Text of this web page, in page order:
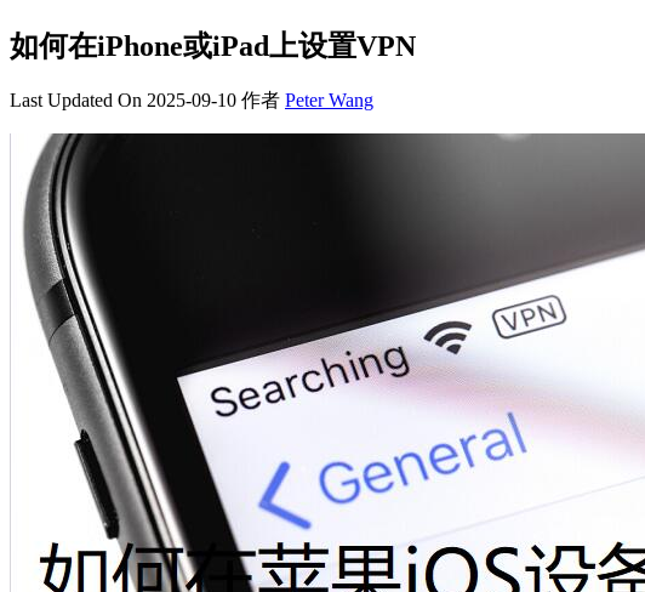
如何在iPhone或iPad上设置VPN
Last Updated On 2025-09-10 作者 Peter Wang